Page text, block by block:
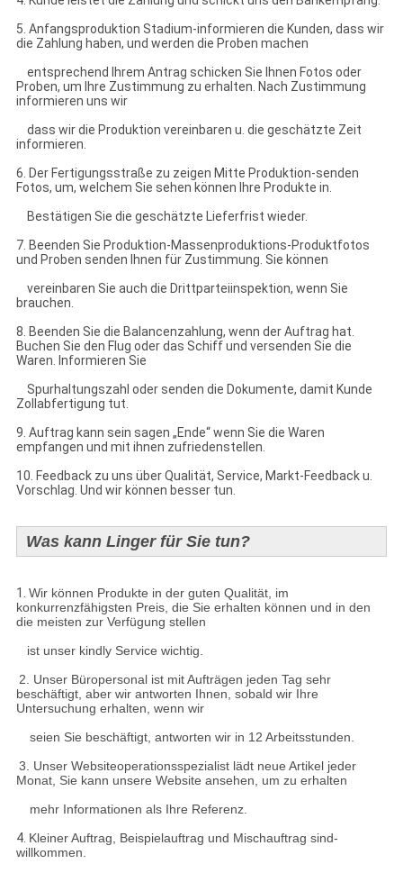
5. Anfangsproduktion Stadium-informieren die Kunden, dass wir
die Zahlung haben, und werden die Proben machen
entsprechend Ihrem Antrag schicken Sie Ihnen Fotos oder
Proben, um Ihre Zustimmung zu erhalten. Nach Zustimmung
informieren uns wir
dass wir die Produktion vereinbaren u. die geschätzte Zeit
informieren.
6. Der Fertigungsstraße zu zeigen Mitte Produktion-senden
Fotos, um, welchem Sie sehen können Ihre Produkte in.
Bestätigen Sie die geschätzte Lieferfrist wieder.
7. Beenden Sie Produktion-Massenproduktions-Produktfotos
und Proben senden Ihnen für Zustimmung. Sie können
vereinbaren Sie auch die Drittparteiinspektion, wenn Sie
brauchen.
8. Beenden Sie die Balancenzahlung, wenn der Auftrag hat.
Buchen Sie den Flug oder das Schiff und versenden Sie die
Waren. Informieren Sie
Spurhaltungszahl oder senden die Dokumente, damit Kunde
Zollabfertigung tut.
9. Auftrag kann sein sagen „Ende“ wenn Sie die Waren
empfangen und mit ihnen zufriedenstellen.
10. Feedback zu uns über Qualität, Service, Markt-Feedback u.
Vorschlag. Und wir können besser tun.
Was kann Linger für Sie tun?
1. Wir können Produkte in der guten Qualität, im
konkurrenzfähigsten Preis, die Sie erhalten können und in den
die meisten zur Verfügung stellen
ist unser kindly Service wichtig.
2. Unser Büropersonal ist mit Aufträgen jeden Tag sehr
beschäftigt, aber wir antworten Ihnen, sobald wir Ihre
Untersuchung erhalten, wenn wir
seien Sie beschäftigt, antworten wir in 12 Arbeitsstunden.
3. Unser Websiteoperationsspezialist lädt neue Artikel jeder
Monat, Sie kann unsere Website ansehen, um zu erhalten
mehr Informationen als Ihre Referenz.
4. Kleiner Auftrag, Beispielauftrag und Mischauftrag sind-
willkommen.